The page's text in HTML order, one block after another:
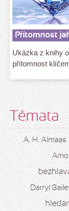
Přítomnost
Ukázka z knihy
přítomnost
Témata
A. H. Almaas
Darryl